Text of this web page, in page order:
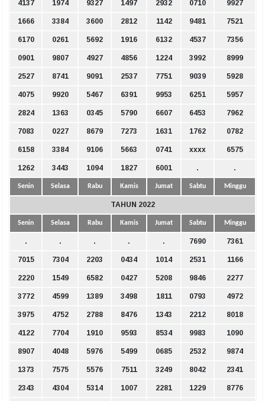
4137 1974 9327 1497 2932 0710 9927
1666 3384 3600 2812 1142 9481 7521
6170 0261 5692 1916 6132 4537 7356
0901 9807 4927 4856 1224 3992 8999
2527 8741 9091 2537 7751 9039 5928
4075 9920 5467 6391 9953 6251 5957
2824 1363 0345 5790 6607 6453 7962
7083 0227 8679 7273 1631 1762 0782
6158 3384 9106 5663 0741 xxxx 6575
1262 3443 1094 1827 6001 . .
Senin Selasa Rabu Kamis Jumat Sabtu Minggu
TAHUN 2022
Senin Selasa Rabu Kamis Jumat Sabtu Minggu
. . . . . 7690 7361
7015 7304 2203 0434 1014 2531 1166
2220 1549 6582 0427 5208 9846 2277
3772 4599 1389 3498 1811 0793 4972
3975 4752 2788 8476 1343 2212 8018
4122 7704 1910 9593 8534 9983 1090
8907 4048 5976 5499 0685 2532 9874
1373 7575 5576 7511 3249 8042 2341
2343 4304 5314 1007 2281 1229 8776